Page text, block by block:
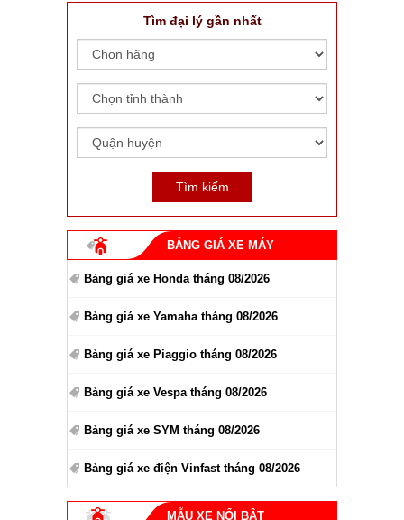
Tìm đại lý gần nhất
BẢNG GIÁ XE MÁY
Bảng giá xe Honda tháng 08/2026
Bảng giá xe Yamaha tháng 08/2026
Bảng giá xe Piaggio tháng 08/2026
Bảng giá xe Vespa tháng 08/2026
Bảng giá xe SYM tháng 08/2026
Bảng giá xe điện Vinfast tháng 08/2026
MẪU XE NỔI BẬT